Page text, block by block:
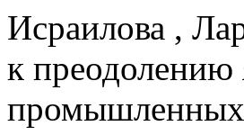
Исраилова ,
к преодолению
промышленных